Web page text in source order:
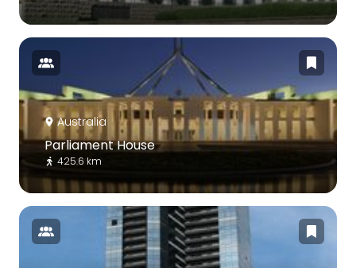
Australia
Parliament House
425.6 km